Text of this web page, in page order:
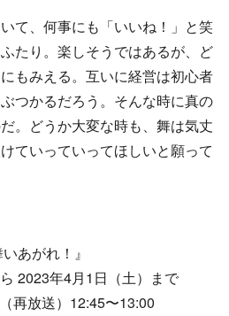
て、何事にも「いいね！」と笑
たり。楽しそうではあるが、ど
もみえる。互いに経営は初心者
つかるだろう。そんな時に真の
。どうか大変な時も、舞は気丈
ていっていってほしいと願って
あがれ！』
2023年4月1日（土）まで
再放送）12:45〜13:00